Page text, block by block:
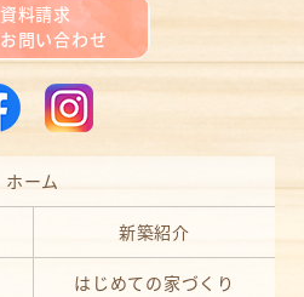
資料請求
お問い合わせ
ホーム
新築紹介
はじめての家づくり